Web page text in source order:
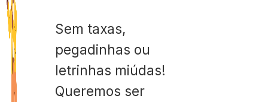
Sem taxas,
pegadinhas ou
letrinhas miúdas!
Queremos ser